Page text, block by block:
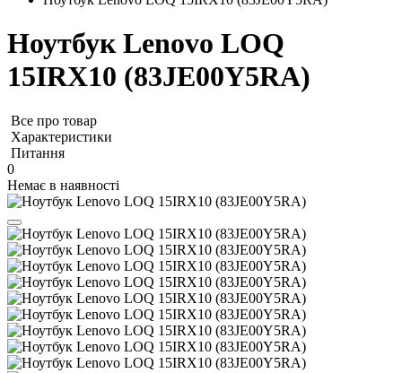
Ноутбук Lenovo LOQ
15IRX10 (83JE00Y5RA)
Все про товар
Характеристики
Питання
0
Немає в наявності